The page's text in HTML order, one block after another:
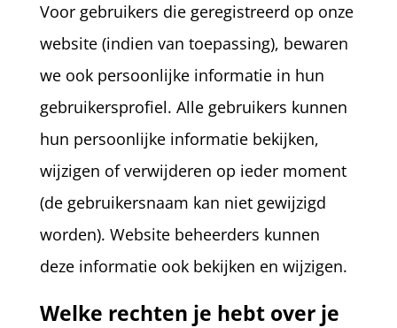
Voor gebruikers die geregistreerd op onze
website (indien van toepassing), bewaren
we ook persoonlijke informatie in hun
gebruikersprofiel. Alle gebruikers kunnen
hun persoonlijke informatie bekijken,
wijzigen of verwijderen op ieder moment
(de gebruikersnaam kan niet gewijzigd
worden). Website beheerders kunnen
deze informatie ook bekijken en wijzigen.
Welke rechten je hebt over je